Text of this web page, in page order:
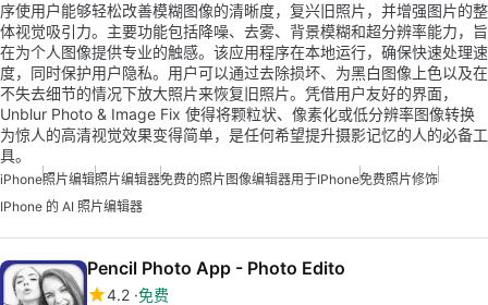
序使用户能够轻松改善模糊图像的清晰度，复兴旧照片，并增强图片的整
体视觉吸引力。主要功能包括降噪、去雾、背景模糊和超分辨率能力，旨
在为个人图像提供专业的触感。该应用程序在本地运行，确保快速处理速
度，同时保护用户隐私。用户可以通过去除损坏、为黑白图像上色以及在
不失去细节的情况下放大照片来恢复旧照片。凭借用户友好的界面，
Unblur Photo & Image Fix 使得将颗粒状、像素化或低分辨率图像转换
为惊人的高清视觉效果变得简单，是任何希望提升摄影记忆的人的必备工
具。
iPhone照片编辑照片编辑器免费的照片图像编辑器用于iPhone免费照片修饰
IPhone 的 AI 照片编辑器
Pencil Photo App - Photo Edito
4.2 免费